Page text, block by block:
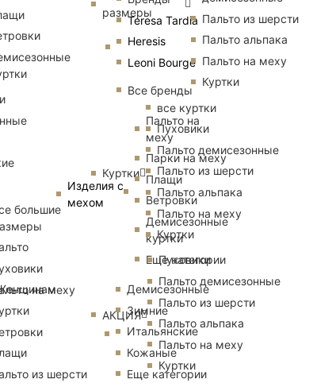
Teresa Tardia
Heresis
Leoni Bourge
Все бренды
Изделия с
мехом
Пальто на
меху
Парки на меху
Плащи
Ветровки
Демисезонные
куртки
Еще категории
Демисезонные
Зимние
Итальянские
Кожаные
Еще категории
большие
на меху
из шерсти
размеры
Пальто из шерсти
Пальто альпака
Пальто на меху
Куртки
Куртки
все куртки
Пуховики
Пальто демисезонные
Пальто из шерсти
Пальто альпака
Пальто на меху
Куртки
АКЦИЯ
Пуховики
Пальто демисезонные
Пальто из шерсти
Пальто альпака
Пальто на меху
Куртки